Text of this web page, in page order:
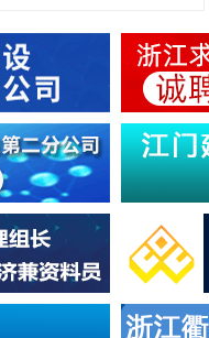
位、中国建设监理协
监理分会副会长单
主任委员单位、广东
环境保护产业协会副
副会长单位，广东
、广东省水利学会
位。 国信监理集
化、规模化的“五
客户提供高质量服
新质生产力，通过
持续探索智慧工程
工程咨询企业。 广